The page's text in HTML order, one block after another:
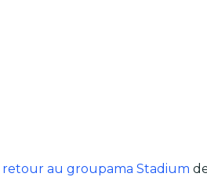
au groupama Stadium